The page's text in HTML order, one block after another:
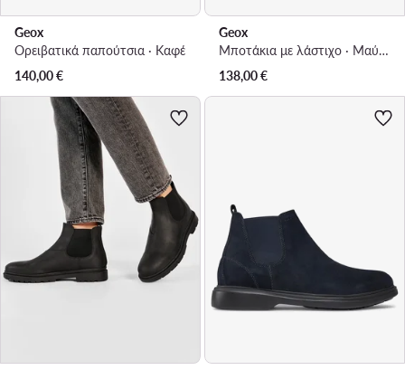
Geox
Ορειβατικά παπούτσια · Καφέ
140,00€
Geox
Μποτάκια με λάστιχο · Μαύρο
138,00€